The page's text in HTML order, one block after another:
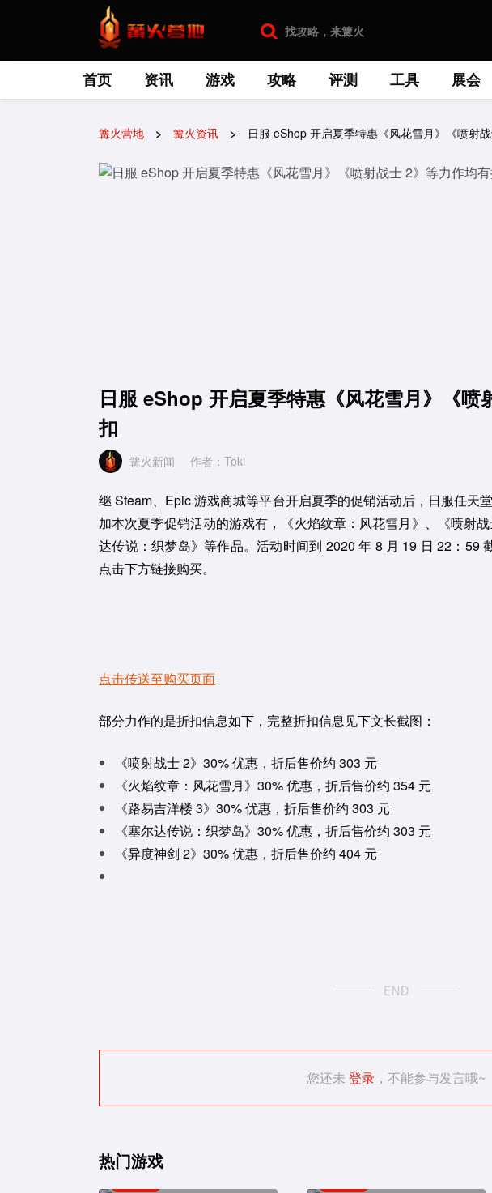
首页 资讯 游戏 攻略 评测 工具 展会
篝火营地 篝火资讯 日服 eShop 开启夏季特惠《风花雪月》《喷射
日服 eShop 开启夏季特惠《风花雪月》《喷
扣
篝火新闻 作者：Toki
继 Steam、Epic 游戏商城等平台开启夏季的促销活动后，日服任天
加本次夏季促销活动的游戏有，《火焰纹章：风花雪月》、《喷射
达传说：织梦岛》等作品。活动时间到 2020 年 8 月 19 日 22：59
点击下方链接购买。
点击传送至购买页面
部分力作的是折扣信息如下，完整折扣信息见下文长截图：
《喷射战士 2》30% 优惠，折后售价约 303 元
《火焰纹章：风花雪月》30% 优惠，折后售价约 354 元
《路易吉洋楼 3》30% 优惠，折后售价约 303 元
《塞尔达传说：织梦岛》30% 优惠，折后售价约 303 元
《异度神剑 2》30% 优惠，折后售价约 404 元
您还未 登录 ，不能参与发言哦~
热门游戏